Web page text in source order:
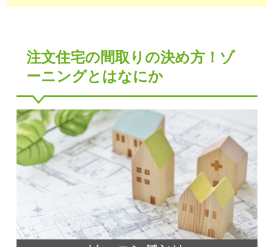
注文住宅の間取りの決め方！ゾ
ーニングとはなにか